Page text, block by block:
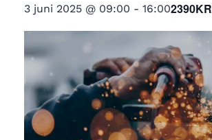
3 juni 2025 @ 09:00 - 16:002390KR